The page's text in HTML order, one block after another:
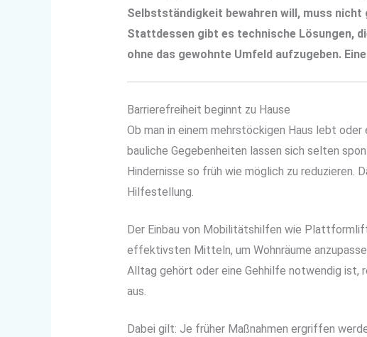
Selbstständigkeit bewahren will, muss nicht
Stattdessen gibt es technische Lösungen,
ohne das gewohnte Umfeld aufzugeben.
Barrierefreiheit beginnt zu Hause
Ob man in einem mehrstöckigen Haus lebt
bauliche Gegebenheiten lassen sich selten
Hindernisse so früh wie möglich zu reduzieren.
Hilfestellung.
Der Einbau von Mobilitätshilfen wie
effektivsten Mitteln, um Wohnräume
Alltag gehört oder eine Gehhilfe notwendig ist,
aus.
Dabei gilt: Je früher Maßnahmen ergriffen